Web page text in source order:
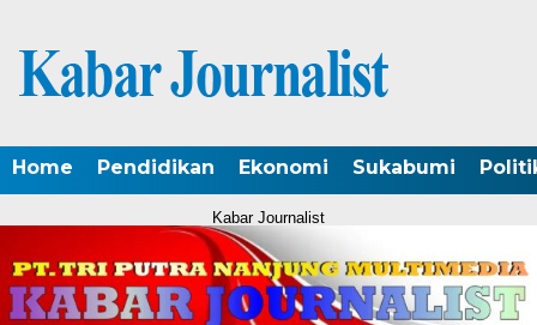
Home Pendidikan Ekonomi Sukabumi
Kabar Journalist